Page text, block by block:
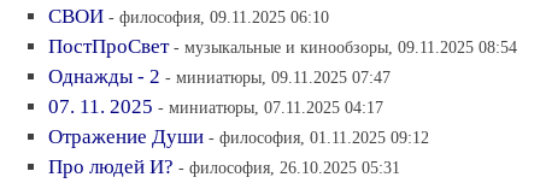
СВОИ - философия, 09.11.2025 06:10
ПостПроСвет - музыкальные и кинообзоры, 09.11.2025 08:54
Однажды - 2 - миниатюры, 09.11.2025 07:47
07. 11. 2025 - миниатюры, 07.11.2025 04:17
Отражение Души - философия, 01.11.2025 09:12
Про людей И? - философия, 26.10.2025 05:31